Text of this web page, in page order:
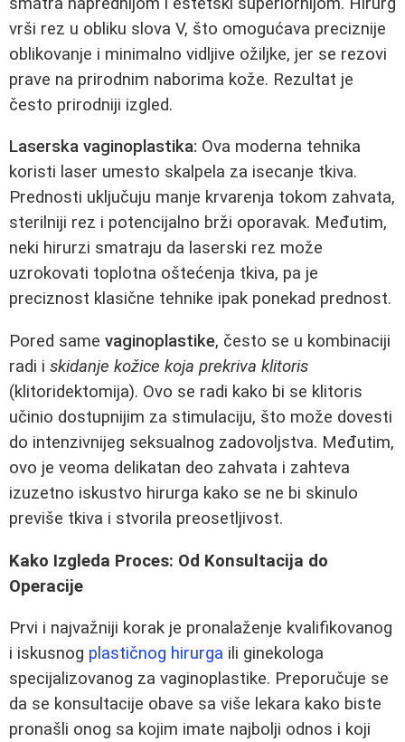
vrši rez u obliku slova V, što omogućava preciznije
oblikovanje i minimalno vidljive ožiljke, jer se rezovi
prave na prirodnim naborima kože. Rezultat je
često prirodniji izgled.
Laserska vaginoplastika: Ova moderna tehnika
koristi laser umesto skalpela za isecanje tkiva.
Prednosti uključuju manje krvarenja tokom zahvata,
sterilniji rez i potencijalno brži oporavak. Međutim,
neki hirurzi smatraju da laserski rez može
uzrokovati toplotna oštećenja tkiva, pa je
preciznost klasične tehnike ipak ponekad prednost.
Pored same vaginoplastike, često se u kombinaciji
radi i skidanje kožice koja prekriva klitoris
(klitoridektomija). Ovo se radi kako bi se klitoris
učinio dostupnijim za stimulaciju, što može dovesti
do intenzivnijeg seksualnog zadovoljstva. Međutim,
ovo je veoma delikatan deo zahvata i zahteva
izuzetno iskustvo hirurga kako se ne bi skinulo
previše tkiva i stvorila preosetljivost.
Kako Izgleda Proces: Od Konsultacija do
Operacije
Prvi i najvažniji korak je pronalaženje kvalifikovanog
i iskusnog plastičnog hirurga ili ginekologa
specijalizovanog za vaginoplastike. Preporučuje se
da se konsultacije obave sa više lekara kako biste
pronašli onog sa kojim imate najbolji odnos i koji